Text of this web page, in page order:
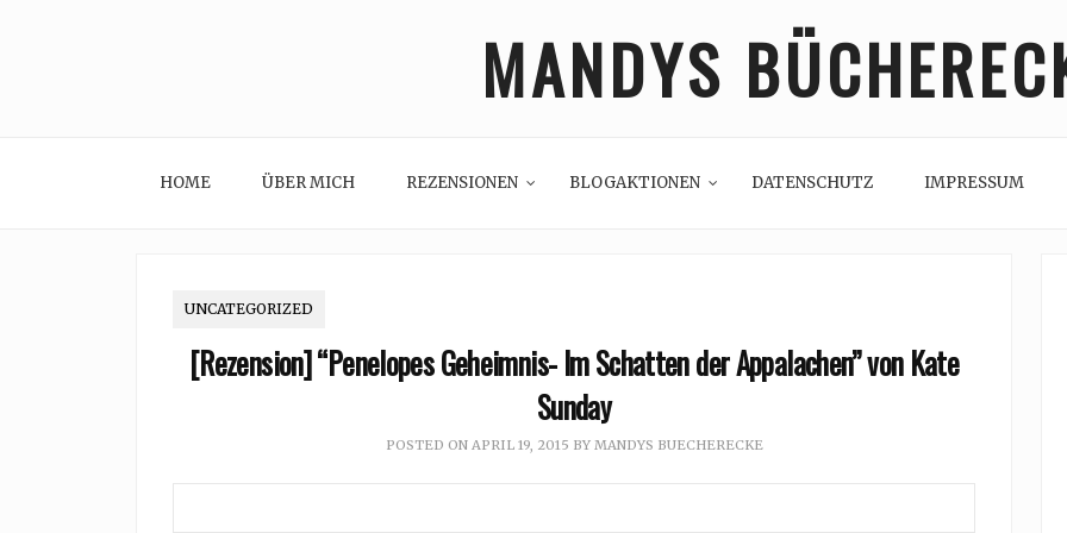
MANDYS
HOME ÜBER MICH REZENSIONEN BLOGAKTIONEN DATENSCHUTZ IMPRESSUM
UNCATEGORIZED
[Rezension] “Penelopes Geheimnis- Im Schatten der Appalachen” von Kate
Sunday
POSTED ON APRIL 19, 2015 BY MANDYS BUECHERECKE